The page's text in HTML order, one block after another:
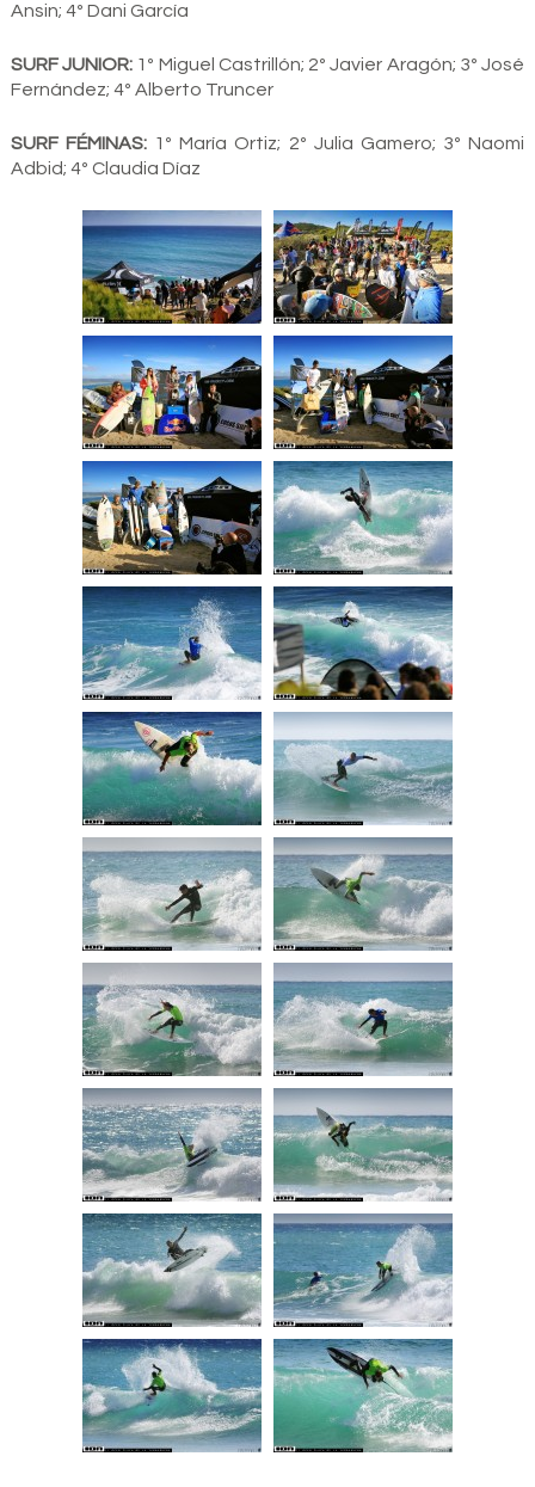
Ansin; 4º Dani García
SURF JUNIOR: 1º Miguel Castrillón; 2º Javier Aragón; 3º José
Fernández; 4º Alberto Truncer
SURF FÉMINAS: 1º María Ortiz; 2º Julia Gamero; 3º Naomi
Adbid; 4º Claudia Díaz